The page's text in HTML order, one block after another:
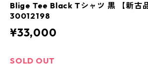
Blige Tee Black Tシャツ 黒 【新古
30012198
¥33,000
SOLD OUT